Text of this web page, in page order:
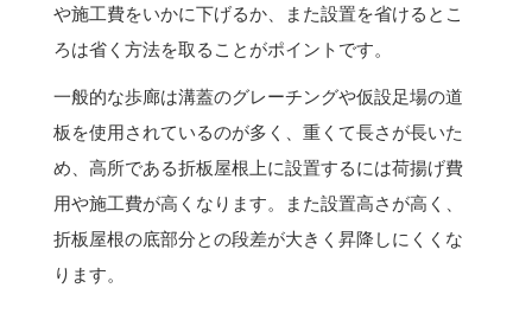
や施工費をいかに下げるか、また設置を省けるとこ
ろは省く方法を取ることがポイントです。
一般的な歩廊は溝蓋のグレーチングや仮設足場の道
板を使用されているのが多く、重くて長さが長いた
め、高所である折板屋根上に設置するには荷揚げ費
用や施工費が高くなります。また設置高さが高く、
折板屋根の底部分との段差が大きく昇降しにくくな
ります。